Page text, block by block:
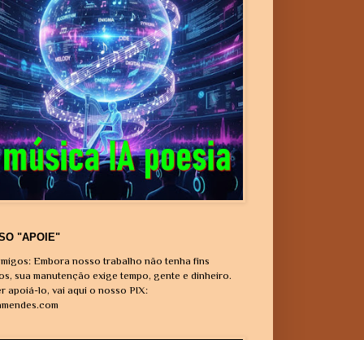
"APOIE"
Embora nosso trabalho não tenha fins
sua manutenção exige tempo, gente e dinheiro.
apoiá-lo, vai aqui o nosso PIX: